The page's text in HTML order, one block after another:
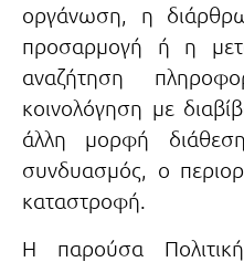
οργάνωση, η
προσαρμογή ή η
αναζήτηση
κοινολόγηση με
άλλη μορφή
συνδυασμός, ο
καταστροφή.
Η παρούσα Πολιτική